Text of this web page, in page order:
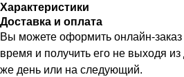
Характеристики
Доставка и оплата
Вы можете оформить онлайн-
время и получить его не выходя
же день или на следующий.